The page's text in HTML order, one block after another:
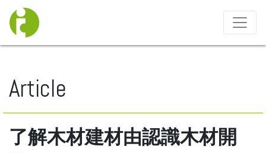
Toggle
Article
了解木材建材由認識木材開